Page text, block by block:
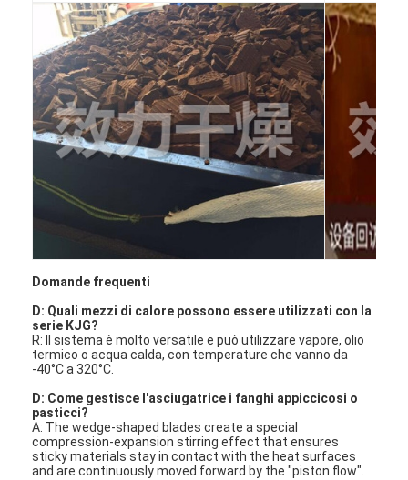
Aria calda Oven Dryer
Miscelatore orizzontale del nastro
Frantoio universale
Macchina per la frantumazione superfina
tipo miscelatore di v della polvere
Miscelatore del recipiente di IBC
Asciugatrice industriale
Macchina più asciutta istantanea
Essiccatore della pagaia
Macchina dell'essiccazione sotto vuoto
Domande frequenti
D: Quali mezzi di calore possono essere utilizzati con la
serie KJG?
R: Il sistema è molto versatile e può utilizzare vapore, olio
termico o acqua calda, con temperature che vanno da
-40°C a 320°C
D: Come gestisce l'asciugatrice i fanghi appiccicosi o
pasticci?
A: The wedge-shaped blades create a special
compression-expansion stirring effect that ensures
sticky materials stay in contact with the heat surfaces
and are continuously moved forward by the "piston flow"